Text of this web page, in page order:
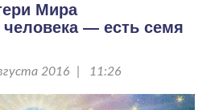
Мира
— есть семя
2016 | 11:26